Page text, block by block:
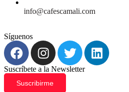
info@cafescamali.com
Síguenos
Suscríbete a la Newsletter
Suscribirme